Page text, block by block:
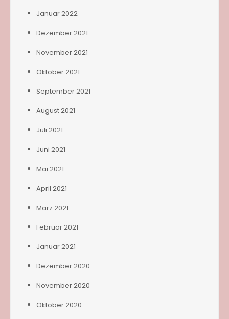
Januar 2022
Dezember 2021
November 2021
Oktober 2021
September 2021
August 2021
Juli 2021
Juni 2021
Mai 2021
April 2021
März 2021
Februar 2021
Januar 2021
Dezember 2020
November 2020
Oktober 2020